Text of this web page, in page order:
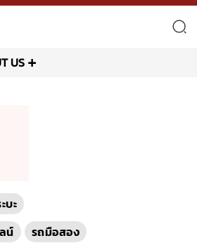
US
บะ
น์ รถมือสอง